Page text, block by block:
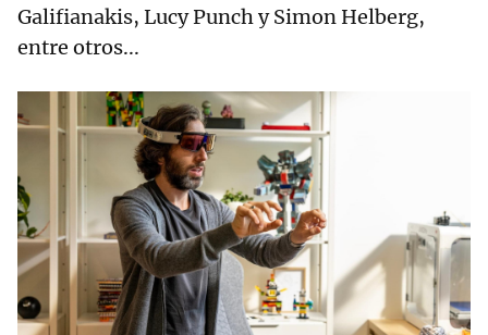
Galifianakis, Lucy Punch y Simon Helberg,
entre otros...